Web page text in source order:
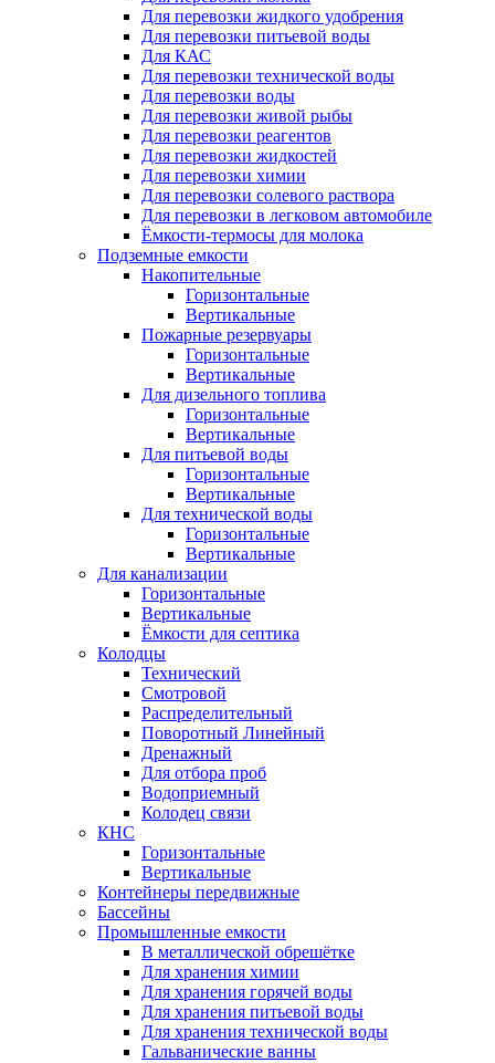
Для перевозки жидкого удобрения
Для перевозки питьевой воды
Для КАС
Для перевозки технической воды
Для перевозки воды
Для перевозки живой рыбы
Для перевозки реагентов
Для перевозки жидкостей
Для перевозки химии
Для перевозки солевого раствора
Для перевозки в легковом автомобиле
Ёмкости-термосы для молока
Подземные емкости
Накопительные
Горизонтальные
Вертикальные
Пожарные резервуары
Горизонтальные
Вертикальные
Для дизельного топлива
Горизонтальные
Вертикальные
Для питьевой воды
Горизонтальные
Вертикальные
Для технической воды
Горизонтальные
Вертикальные
Для канализации
Горизонтальные
Вертикальные
Ёмкости для септика
Колодцы
Технический
Смотровой
Распределительный
Поворотный Линейный
Дренажный
Для отбора проб
Водоприемный
Колодец связи
КНС
Горизонтальные
Вертикальные
Контейнеры передвижные
Бассейны
Промышленные емкости
В металлической обрешётке
Для хранения химии
Для хранения горячей воды
Для хранения питьевой воды
Для хранения технической воды
Гальванические ванны